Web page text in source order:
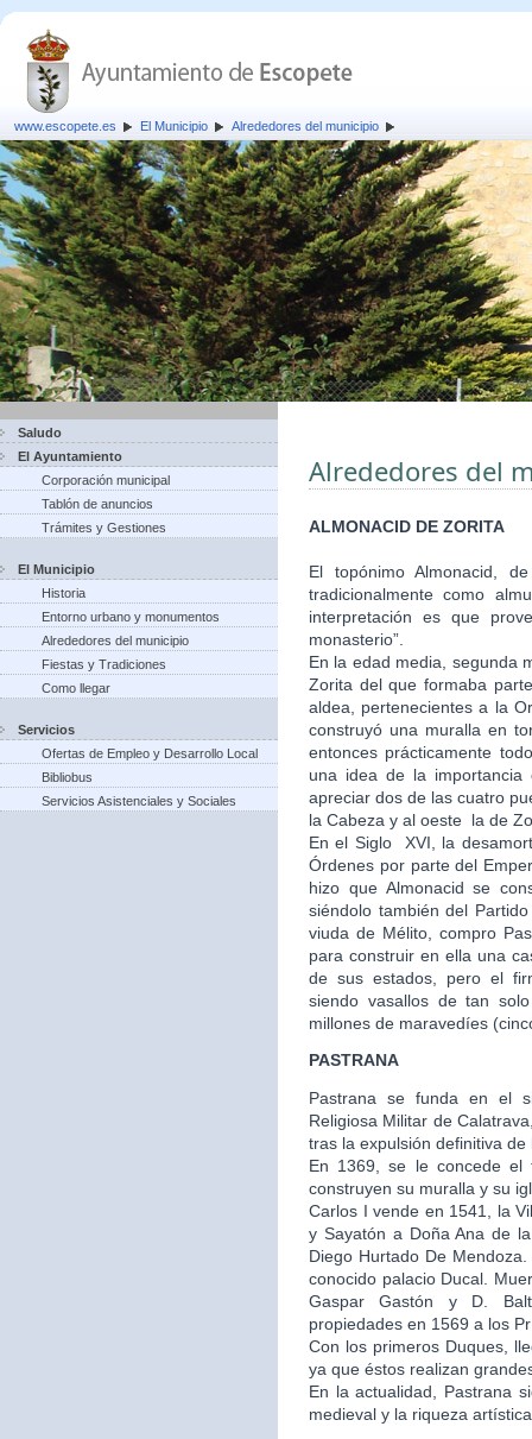
www.escopete.es El Municipio Alrededores del municipio
Saludo
El Ayuntamiento
Corporación municipal
Tablón de anuncios
Trámites y Gestiones
El Municipio
Historia
Entorno urbano y monumentos
Alrededores del municipio
Fiestas y Tradiciones
Como llegar
Servicios
Ofertas de Empleo y Desarrollo Local
Bibliobus
Servicios Asistenciales y Sociales
Alrededores del
ALMONACID DE ZORITA
El topónimo Almonacid,
tradicionalmente como
interpretación es que
monasterio”.
En la edad media, segunda
Zorita del que formaba
aldea, pertenecientes a la
construyó una muralla en
entonces prácticamente
una idea de la
apreciar dos de las cuatro
la Cabeza y al oeste la de
En el Siglo XVI, la
Órdenes por parte del
hizo que Almonacid se
siéndolo también del
viuda de Mélito, compro
para construir en ella una
de sus estados, pero el
siendo vasallos de tan
millones de maravedíes
PASTRANA
Pastrana se funda en el
Religiosa Militar de
tras la expulsión definitiva de
En 1369, se le concede el
construyen su muralla y su
Carlos I vende en 1541, la
y Sayatón a Doña Ana de
Diego Hurtado De
conocido palacio Ducal.
Gaspar Gastón y D.
propiedades en 1569 a los
Con los primeros Duques,
ya que éstos realizan
En la actualidad, Pastrana
medieval y la riqueza